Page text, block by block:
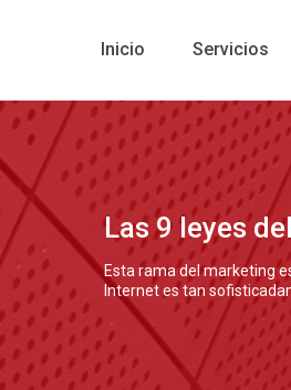
Inicio Servicios
Las 9 leyes
Esta rama del marketing
Internet es tan